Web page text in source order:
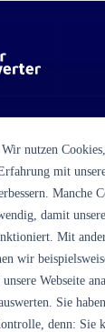
die
ist nicht
unseren
Wir nutzen
mit
Manche
damit
Mit
wir
Webseite
Sie
denn: Sie